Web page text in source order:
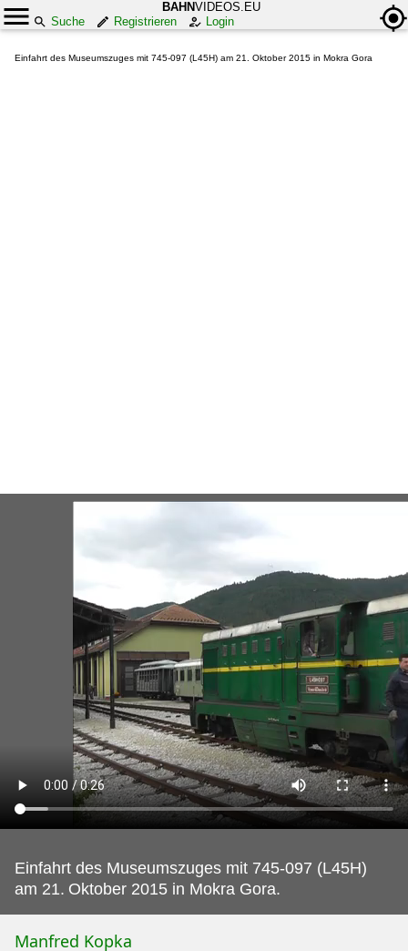
BAHNVIDEOS.EU
Suche
Registrieren Login
Einfahrt des Museumszuges mit 745-097 (L45H) am 21. Oktober 2015 in Mokra Gora
Einfahrt des Museumszuges mit 745-097 (L45H)
am 21. Oktober 2015 in Mokra Gora.
Manfred Kopka